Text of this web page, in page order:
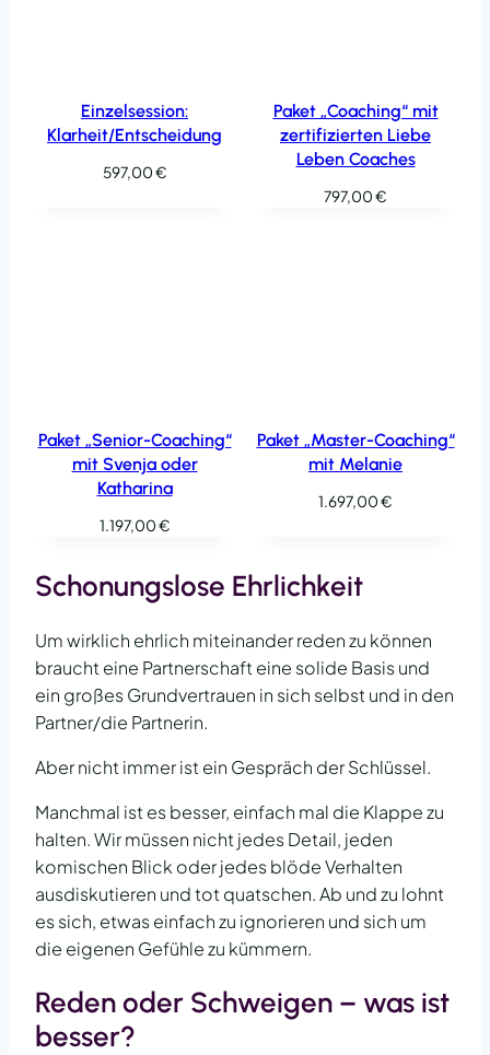
Einzelsession:
Klarheit/Entscheidung
597,00€
Paket „Coaching“ mit
zertifizierten Liebe
Leben Coaches
797,00€
Paket „Senior-Coaching“
mit Svenja oder
Katharina
1.197,00€
Paket „Master-Coaching“
mit Melanie
1.697,00€
Schonungslose Ehrlichkeit
Um wirklich ehrlich miteinander reden zu können
braucht eine Partnerschaft eine solide Basis und
ein großes Grundvertrauen in sich selbst und in den
Partner/die Partnerin.
Aber nicht immer ist ein Gespräch der Schlüssel.
Manchmal ist es besser, einfach mal die Klappe zu
halten. Wir müssen nicht jedes Detail, jeden
komischen Blick oder jedes blöde Verhalten
ausdiskutieren und tot quatschen. Ab und zu lohnt
es sich, etwas einfach zu ignorieren und sich um
die eigenen Gefühle zu kümmern.
Reden oder Schweigen – was ist
besser?